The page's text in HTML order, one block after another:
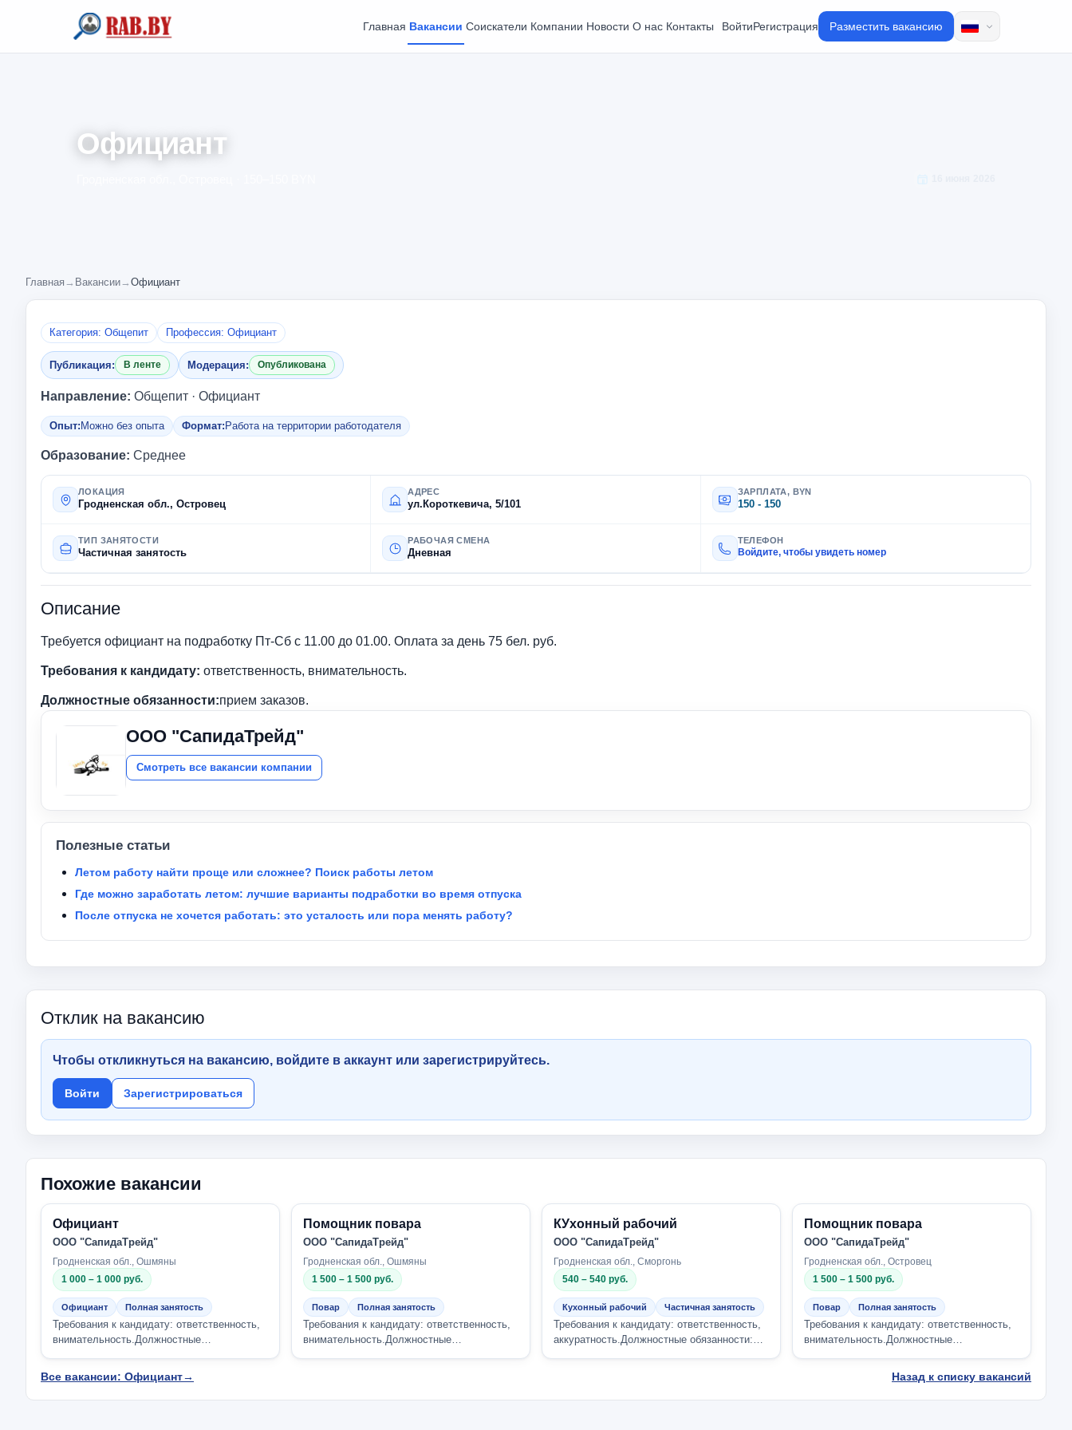
Главная Вакансии Соискатели Компании Новости О нас Контакты ВойтиРегистрация Разместить вакансию
Официант
Главная → Вакансии→ Официант
Категория: Общепит Профессия: Официант
Публикация: В ленте Модерация: Опубликована
Направление: Общепит · Официант
Опыт: Можно без опыта Формат: Работа на территории работодателя
Образование: Среднее
ЛОКАЦИЯ
Гродненская обл., Островец
АДРЕС
ул.Короткевича, 5/101
ЗАРПЛАТА, BYN
150 - 150
ТИП ЗАНЯТОСТИ
Частичная занятость
РАБОЧАЯ СМЕНА
Дневная
ТЕЛЕФОН
Войдите, чтобы увидеть номер
Описание
Требуется официант на подработку Пт-Сб с 11.00 до 01.00. Оплата за день 75 бел. руб.
Требования к кандидату: ответственность, внимательность.
Должностные обязанности:прием заказов.
ООО "СапидаТрейд"
Смотреть все вакансии компании
Полезные статьи
Летом работу найти проще или сложнее? Поиск работы летом
Где можно заработать летом: лучшие варианты подработки во время отпуска
После отпуска не хочется работать: это усталость или пора менять работу?
Отклик на вакансию
Чтобы откликнуться на вакансию, войдите в аккаунт или зарегистрируйтесь.
Войти Зарегистрироваться
Похожие вакансии
Официант
ООО "СапидаТрейд"
Гродненская обл., Ошмяны
1 000 – 1 000 руб.
Официант Полная занятость
Требования к кандидату: ответственность,
внимательность.Должностные
предлагает: офици...
Помощник повара
ООО "СапидаТрейд"
Гродненская обл., Ошмяны
1 500 – 1 500 руб.
Повар Полная занятость
Требования к кандидату: ответственность,
внимательность.Должностные
КУхонный рабочий
ООО "СапидаТрейд"
Гродненская обл., Сморгонь
540 – 540 руб.
Кухонный рабочий Частичная занятость
Требования к кандидату: ответственность,
аккуратность.Должностные обязанности:
Помощник повара
ООО "СапидаТрейд"
Гродненская обл., Островец
1 500 – 1 500 руб.
Повар Полная занятость
Требования к кандидату: ответственность,
внимательность.Должностные
сложности.Комп...
Все вакансии: Официант→ Назад к списку вакансий